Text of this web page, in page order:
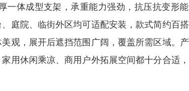
一体成型支架，承重能力强劲，抗压抗变形
庭院、临街外区均可适配安装，款式简约百
观，展开后遮挡范围广阔，覆盖所需区域。
用休闲乘凉、商用户外拓展空间都十分合适